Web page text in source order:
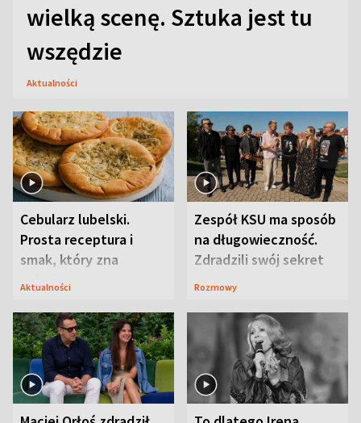
wielką scenę. Sztuka jest tu
wszędzie
Aktualności
Cebularz lubelski.
Prosta receptura i
smak, który zna
Lubelszczyzna
Aktualności
Zespół KSU ma sposób
na długowieczność.
Zdradzili swój sekret
Rozmowy